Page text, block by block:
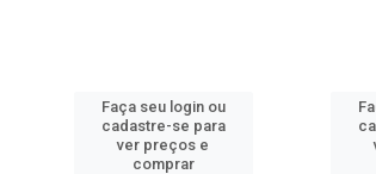
Faça seu login ou
cadastre-se para
ver preços e
comprar